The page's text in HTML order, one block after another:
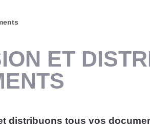
ET
distribuons tous vos